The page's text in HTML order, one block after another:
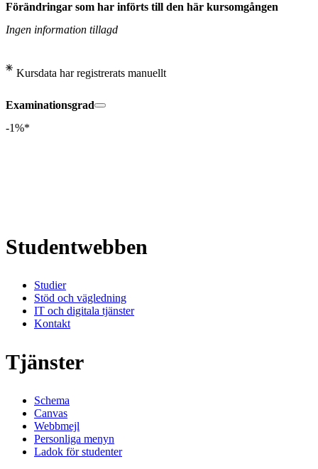
Förändringar som har införts till den här kursomgången
Ingen information tillagd
Kursdata har registrerats manuellt
Examinationsgrad
-1%*
Studentwebben
Studier
Stöd och vägledning
IT och digitala tjänster
Kontakt
Tjänster
Schema
Canvas
Webbmejl
Personliga menyn
Ladok för studenter